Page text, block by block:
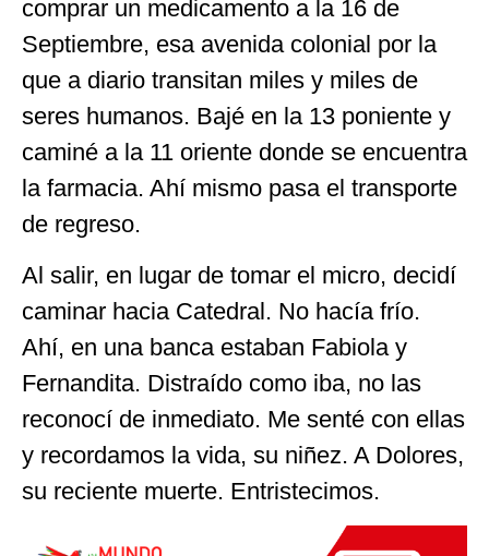
comprar un medicamento a la 16 de
Septiembre, esa avenida colonial por la
que a diario transitan miles y miles de
seres humanos. Bajé en la 13 poniente y
caminé a la 11 oriente donde se encuentra
la farmacia. Ahí mismo pasa el transporte
de regreso.
Al salir, en lugar de tomar el micro, decidí
caminar hacia Catedral. No hacía frío.
Ahí, en una banca estaban Fabiola y
Fernandita. Distraído como iba, no las
reconocí de inmediato. Me senté con ellas
y recordamos la vida, su niñez. A Dolores,
su reciente muerte. Entristecimos.